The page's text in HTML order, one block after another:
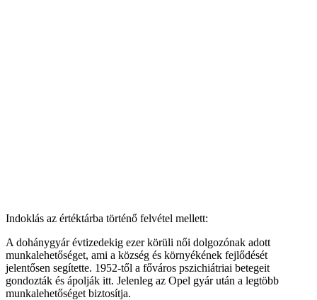
Indoklás az értéktárba történő felvétel mellett:
A dohánygyár évtizedekig ezer körüli női dolgozónak adott
munkalehetőséget, ami a község és környékének fejlődését
jelentősen segítette. 1952-től a főváros pszichiátriai betegeit
gondozták és ápolják itt. Jelenleg az Opel gyár után a legtöbb
munkalehetőséget biztosítja.